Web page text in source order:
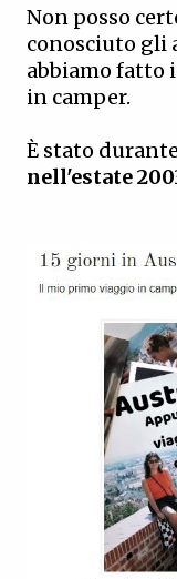
Non posso
conosciuto gli
abbiamo fatto
in camper.
È stato durante
nell'estate